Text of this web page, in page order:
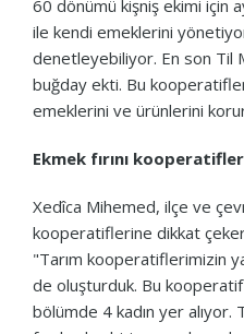
60 dönümü kişniş ekimi için
ile kendi emeklerini
denetleyebiliyor. En son Til
buğday ekti. Bu kooperatifler
emeklerini ve ürünlerini
Ekmek fırını
Xedîca Mihemed, ilçe ve
kooperatiflerine dikkat
"Tarım kooperatiflerimizin
de oluşturduk. Bu
bölümde 4 kadın yer alıyor.